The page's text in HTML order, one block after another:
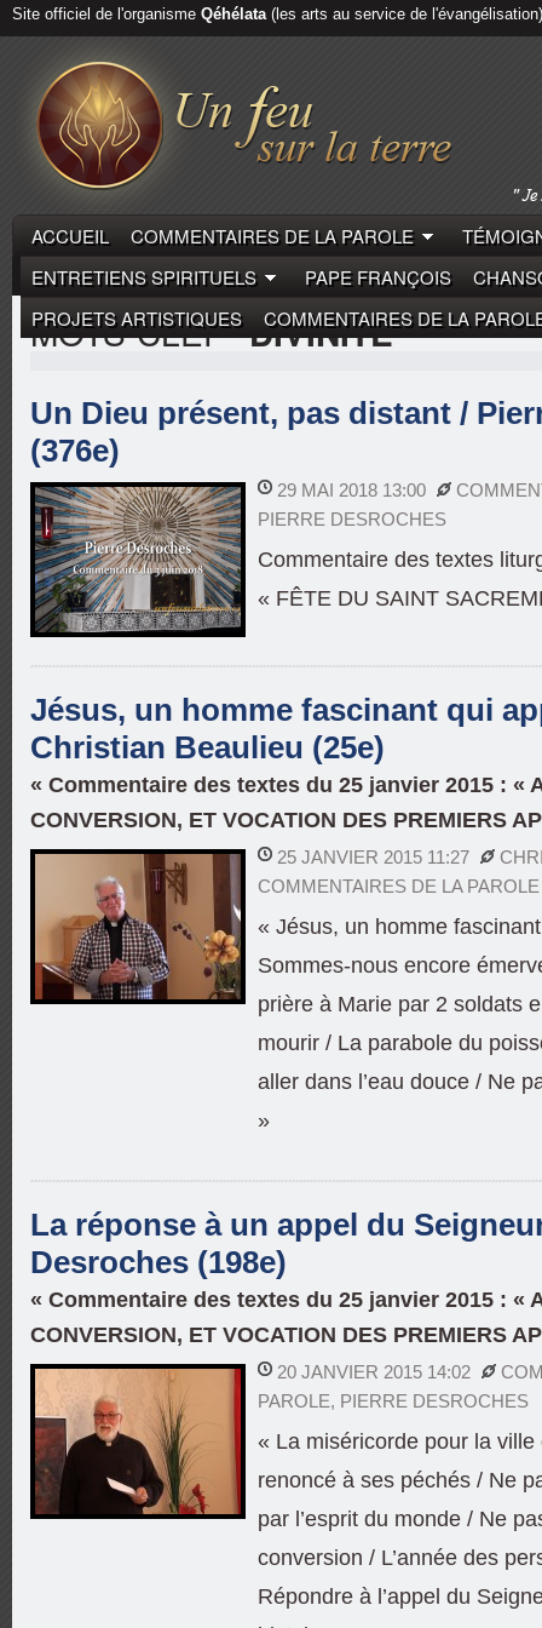
Site officiel de l'organisme Qéhélata(les arts au service de l'évangélisation)
ACCUEIL COMMENTAIRES DE LA PAROLE
ENTRETIENS SPIRITUELS
PAPE FRANÇOIS
PROJETS ARTISTIQUES
COMMENTAIRES DE LA
MOTS-CLEF"DIVINITÉ"
Un Dieu présent, pas distant /
(376e)
29 MAI 2018 13:00
PIERRE DESROCHES
Commentaire des textes
« FÊTE DU SAINT
Jésus, un homme fascinant qui
Christian Beaulieu (25e)
« Commentaire des textes du 25 janvier 2015 : «
CONVERSION, ET VOCATION DES PREMIERS
25 JANVIER 2015 11:27
COMMENTAIRES DE LA PAROLE
« Jésus, un homme
Sommes-nous encore
prière à Marie par 2 soldats
mourir / La parabole du
aller dans l’eau douce / Ne
»
La réponse à un appel du
Desroches (198e)
« Commentaire des textes du 25 janvier 2015 : «
CONVERSION, ET VOCATION DES PREMIERS
20 JANVIER 2015 14:02
PAROLE, PIERRE DESROCHES
« La miséricorde pour la
renoncé à ses péchés / Ne
par l’esprit du monde / Ne
conversion / L’année des
Répondre à l’appel du